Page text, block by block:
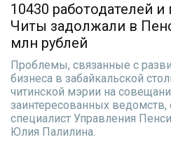
10430 работодателей
Читы задолжали в
млн рублей
Проблемы, связанные с
бизнеса в забайкальской
читинской мэрии на
заинтересованных
специалист Управления
Юлия Палилина.